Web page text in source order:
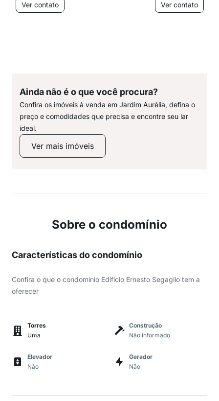
Ver contato
Ver contato
Ainda não é o que você procura?
Confira os imóveis à venda em Jardim Aurélia, defina o
preço e comodidades que precisa e encontre seu lar
ideal.
Ver mais imóveis
Sobre o condomínio
Características do condomínio
Confira o que o condomínio Edificio Ernesto Segaglio tem a
oferecer
Torres
Uma
Construção
Não informado
Elevador
Não
Gerador
Não